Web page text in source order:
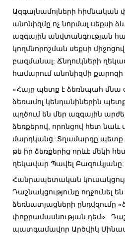
Ազգայնամոլների հիմնական
անոնիզմը ոչ նորմալ սեքսի
ազգային անվտանգության
կողմնորոշման սեքսի
բազմանալ: Ճնղուկների
համարում անոնիզմի քարոզի
«Հայը պետք է ձեռնպահ մնա
ձեռամոլ կենդանիներին
պղծում են մեր ազգային
ձեռքերով, որոնցով հետ նաև
մարդկանց: Տղամարդը պետք է
թե իր ձեռքերից որևէ մեկի
ղեկավար Պավել Բազուկյանը:
Հանրապետական
Դաշնակցությունը ողջունել
ձեռնատյացների ընդվզումը
փոքրամասնության դեմ»:
պատգամավոր Արծվիկ